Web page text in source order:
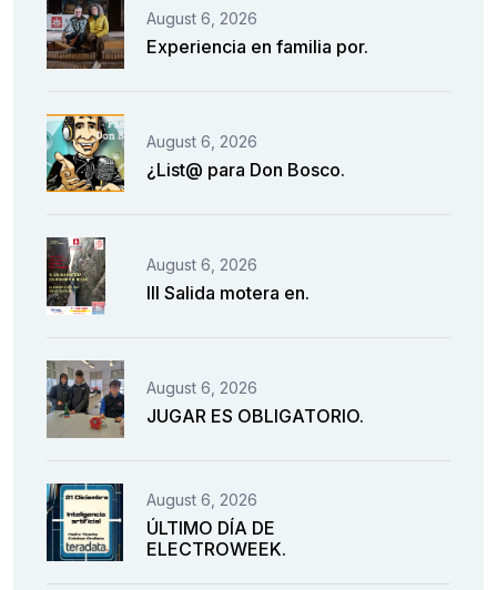
August 6, 2026
Experiencia en familia por.
August 6, 2026
¿List@ para Don Bosco.
August 6, 2026
III Salida motera en.
August 6, 2026
JUGAR ES OBLIGATORIO.
August 6, 2026
ÚLTIMO DÍA DE
ELECTROWEEK.